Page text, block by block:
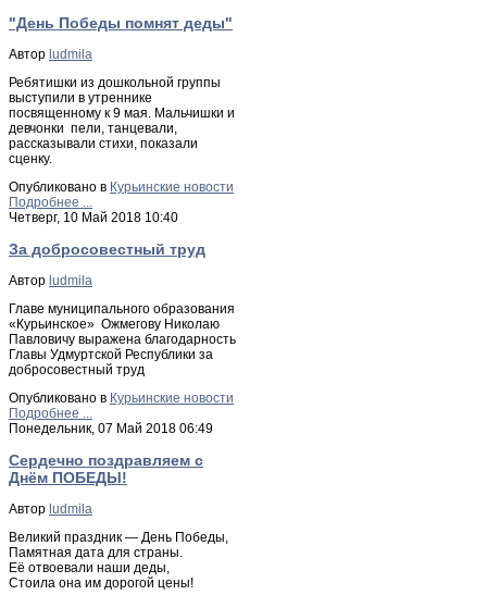
"День Победы помнят деды"
Автор ludmila
Ребятишки из дошкольной группы
выступили в утреннике
посвященному к 9 мая. Мальчишки и
девчонки пели, танцевали,
рассказывали стихи, показали
сценку.
Опубликовано в Курьинские новости
Подробнее ...
Четверг, 10 Май 2018 10:40
За добросовестный труд
Автор ludmila
Главе муниципального образования
«Курьинское» Ожмегову Николаю
Павловичу выражена благодарность
Главы Удмуртской Республики за
добросовестный труд
Опубликовано в Курьинские новости
Подробнее ...
Понедельник, 07 Май 2018 06:49
Сердечно поздравляем с
Днём ПОБЕДЫ!
Автор ludmila
Великий праздник — День Победы,
Памятная дата для страны.
Её отвоевали наши деды,
Стоила она им дорогой цены!